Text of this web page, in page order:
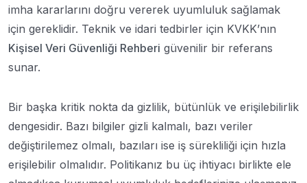
imha kararlarını doğru vererek uyumluluk sağlamak
için gereklidir. Teknik ve idari tedbirler için KVKK’nın
Kişisel Veri Güvenliği Rehberi güvenilir bir referans
sunar.
Bir başka kritik nokta da gizlilik, bütünlük ve erişilebilirlik
dengesidir. Bazı bilgiler gizli kalmalı, bazı veriler
değiştirilemez olmalı, bazıları ise iş sürekliliği için hızla
erişilebilir olmalıdır. Politikanız bu üç ihtiyacı birlikte ele